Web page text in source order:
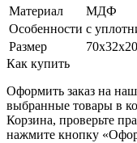
Материал
МДФ
Особенности с
Размер
Как купить
Оформить заказ на
выбранные товары в
Корзина, проверьте
нажмите кнопку